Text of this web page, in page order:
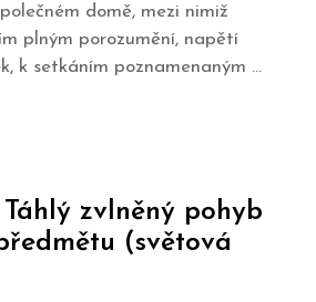
domě, mezi nimiž
plným porozumění, napětí
k setkáním poznamenaným …
zvlněný pohyb
(světová